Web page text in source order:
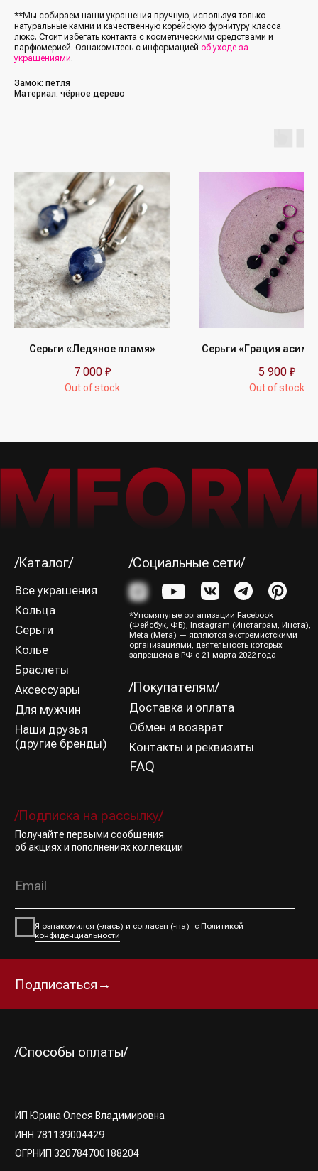
**Мы собираем наши украшения вручную, используя только
натуральные камни и качественную корейскую фурнитуру класса
люкс. Стоит избегать контакта с косметическими средствами и
парфюмерией. Ознакомьтесь с информацией об уходе за
украшениями.
Замок: петля
Материал: чёрное дерево
Серьги «Ледяное пламя»
7 000 ₽
Out of stock
Серьги «Грация
5 900 ₽
Out of stock
конфиденциальности
/Подписка на рассылку/
Получайте первыми сообщения
об акциях и пополнениях коллекции
Все права защищены
/Каталог/
/Покупателям/
/Социальные сети/
Доставка и оплата
Наши друзья
(другие бренды)
Обмен и возврат
Контакты и реквизиты
FAQ
Браслеты
Аксессуары
Для мужчин
Оферта
ИП Юрина Олеся Владимировна
ИНН 781139004429
ОГРНИП 320784700188204